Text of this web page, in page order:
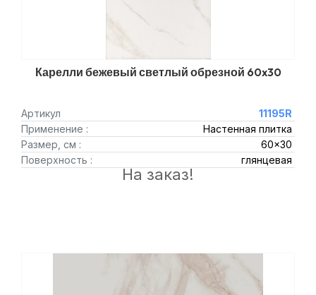
Карелли бежевый светлый обрезной 60x30
Артикул
11195R
Применение :
Настенная плитка
Размер, см :
60x30
Поверхность :
глянцевая
На заказ!